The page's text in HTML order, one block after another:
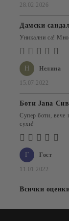
28.02.2026
Н Нелина
15.07.2022
Дамски
Уникални са!
Г Гост
11.01.2022
Боти Jana Сив
Супер боти, вече
сухи!
Всички